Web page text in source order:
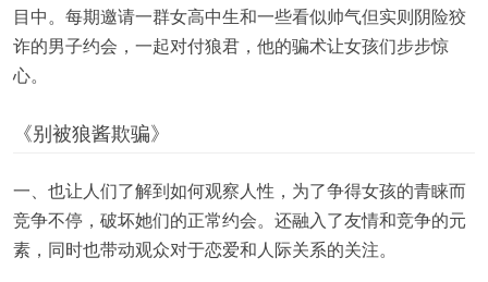
目中。每期邀请一群女高中生和一些看似帅气但实则阴险狡
诈的男子约会，一起对付狼君，他的骗术让女孩们步步惊
心。
《别被狼酱欺骗》
一、也让人们了解到如何观察人性，为了争得女孩的青睐而
竞争不停，破坏她们的正常约会。还融入了友情和竞争的元
素，同时也带动观众对于恋爱和人际关系的关注。